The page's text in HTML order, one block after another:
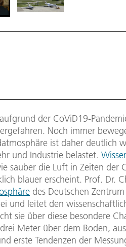
der CoViD19-
Noch immer
ist daher deutlich
und Industrie belastet.
sauber die Luft in Zeiten der
blauer erscheint. Prof. Dr.
des Deutschen
und leitet den
sie über diese besondere
Meter über dem Boden,
erste Tendenzen der